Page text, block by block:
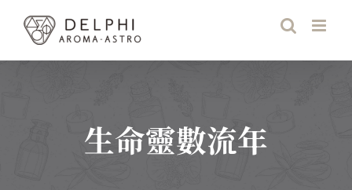
content
生命靈數流年